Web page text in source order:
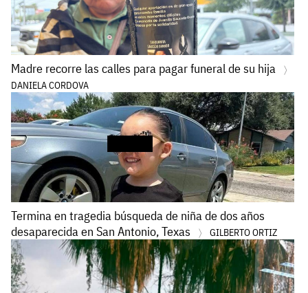
Madre recorre las calles para pagar funeral de su hija
DANIELA CORDOVA
Termina en tragedia búsqueda de niña de dos años
desaparecida en San Antonio, Texas
GILBERTO ORTIZ